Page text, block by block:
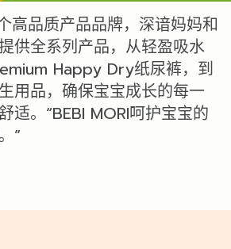
高品质产品品牌，深谙妈妈和
供全系列产品，从轻盈吸水
Happy Dry纸尿裤，到
用品，确保宝宝成长的每一
适。“BEBI MORI呵护宝宝的
”